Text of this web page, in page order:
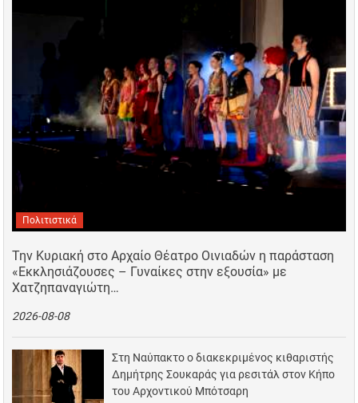
Πολιτιστικά
Την Κυριακή στο Αρχαίο Θέατρο Οινιαδών η παράσταση
«Εκκλησιάζουσες – Γυναίκες στην εξουσία» με
Χατζηπαναγιώτη…
2026-08-08
Στη Ναύπακτο ο διακεκριμένος κιθαριστής
Δημήτρης Σουκαράς για ρεσιτάλ στον Κήπο
του Αρχοντικού Μπότσαρη